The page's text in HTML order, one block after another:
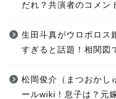
だれ？共演者のコメン
生田斗真がウロボロス
すぎると話題！相関図
松岡俊介（まつおかし
ールwiki！息子は？元